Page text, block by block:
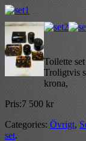
Toilette
Troligtvis
krona,
Pris:7 500 kr
Categories: Övrigt,
set.